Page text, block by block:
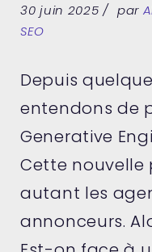
30 juin 2025 par
SEO
Depuis
entendons de
Generative
Cette
autant les
annonceurs.